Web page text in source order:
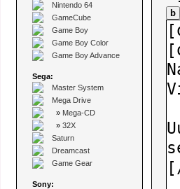
Nintendo 64
GameCube
Game Boy
Game Boy Color
Game Boy Advance
Sega:
Master System
Mega Drive
» Mega-CD
» 32X
Saturn
Dreamcast
Game Gear
Sony:
b